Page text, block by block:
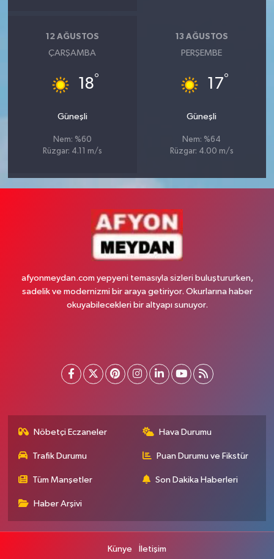
12 AĞUSTOS
ÇARŞAMBA
18°
Güneşli
Nem: %60
Rüzgar: 4.11 m/s
13 AĞUSTOS
PERŞEMBE
17°
Güneşli
Nem: %64
Rüzgar: 4.00 m/s
afyonmeydan.com yepyeni temasıyla sizleri buluştururken,
sadelik ve modernizmi bir araya getiriyor. Okurlarına haber
okuyabilecekleri bir altyapı sunuyor.
Nöbetçi Eczaneler Hava Durumu
Trafik Durumu Puan Durumu ve Fikstür
Tüm Manşetler Son Dakika Haberleri
Haber Arşivi
Künye İletişim